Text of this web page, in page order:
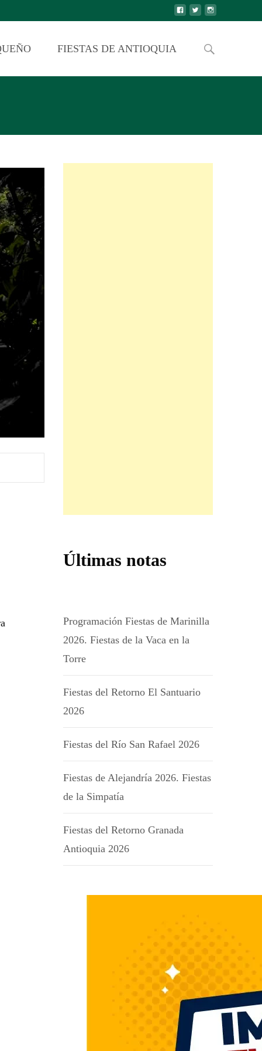
FIESTAS DE ANTIOQUIA
Últimas notas
Programación Fiestas de Marinilla
2026. Fiestas de la Vaca en la
Torre
Fiestas del Retorno El Santuario
2026
Fiestas del Río San Rafael 2026
Fiestas de Alejandría 2026. Fiestas
de la Simpatía
Fiestas del Retorno Granada
Antioquia 2026